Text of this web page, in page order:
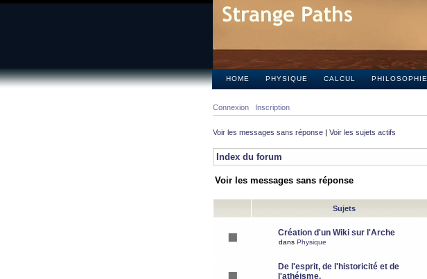
HOME PHYSIQUE CALCUL PHILOSOPHIE
Connexion Inscription
Voir les messages sans réponse | Voir les sujets actifs
Index du forum
Voir les messages sans réponse
Sujets
Création d'un Wiki sur l'Arche
dans Physique
De l'esprit, de l'historicité et de
l'athéisme.